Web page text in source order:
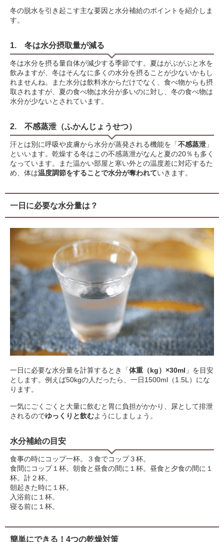
冬の脱水を引き起こす主な要因と水分補給のポイントを紹介しま
す。
1. 冬は水分摂取量が減る
冬は水分を摂る量自体が減少する季節です。夏はがぶがぶと水を
飲みますが、冬はそんなに多くの水分を摂ることが少ないかもし
れませんね。また水分は飲料水からだけでなく、食べ物からも摂
取されますが、夏の食べ物は水分が多いのに対し、冬の食べ物は
水分が少ないとされています。
2. 不感蒸泄（ふかんじょうせつ）
汗とは別に呼吸や皮膚から水分が蒸発される機能を「不感蒸泄 」
といいます。乾燥する冬はこの不感蒸泄がなんと夏の20％も多く
なっています。また温かい部屋と寒い外との温度差に対応するた
め、体は温度調節をすることで水分が奪われていきます。
一日に必要な水分量は？
一日に必要な水分量を計算するとき「体重（kg）×30ml 」を目安
とします。例えば50kgの人だったら、一日1500ml（1.5L）にな
ります。
一気にごくごくと大量に飲むと胃に負担がかかり、尿として排泄
されるのでゆっくりと飲むようにしましょう。
水分補給の目安
食事の時にコップ一杯。３食でコップ３杯。
食間にコップ１杯。朝食と昼食の間に１杯。昼食と夕食の間に１
杯。計２杯。
朝起きた時に１杯。
入浴前に１杯。
寝る前に１杯。
簡単にできる！4つの乾燥対策